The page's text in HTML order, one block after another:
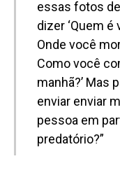
essas fotos
dizer ‘Quem
Onde você
Como você
manhã?’ Mas
enviar enviar
pessoa em
predatório?”